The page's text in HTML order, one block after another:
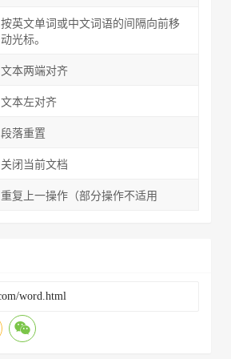
按英文单词或中文词语的间隔向前移
动光标。
文本两端对齐
文本左对齐
段落重置
关闭当前文档
重复上一操作（部分操作不适用